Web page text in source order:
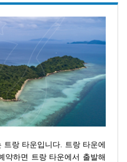
랑 타운입니다. 트랑 타운에
약하면 트랑 타운에서 출발해